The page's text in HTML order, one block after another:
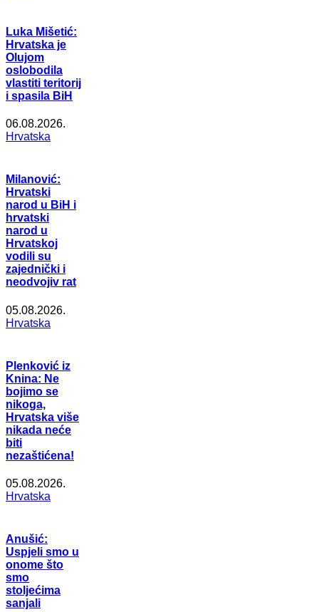
Luka Mišetić:
Hrvatska je
Olujom
oslobodila
vlastiti teritorij
i spasila BiH
06.08.2026.
Hrvatska
Milanović:
Hrvatski
narod u BiH i
hrvatski
narod u
Hrvatskoj
vodili su
zajednički i
neodvojiv rat
05.08.2026.
Hrvatska
Plenković iz
Knina: Ne
bojimo se
nikoga,
Hrvatska više
nikada neće
biti
nezaštićena!
05.08.2026.
Hrvatska
Anušić:
Uspjeli smo u
onome što
smo
stoljećima
sanjali